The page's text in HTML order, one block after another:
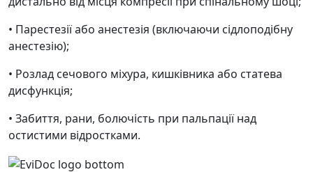
• Парестезії або анестезія (включаючи сідлоподібну
анестезію);
• Розлад сечового міхура, кишківника або статева
дисфункція;
• Забиття, рани, болючість при пальпації над
остистими відростками.